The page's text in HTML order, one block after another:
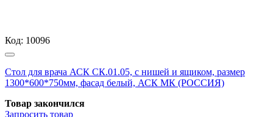
Код: 10096
Стол для врача АСК СК.01.05, с нишей и ящиком, размер
1300*600*750мм, фасад белый, АСК МК (РОССИЯ)
Товар закончился
Запросить товар